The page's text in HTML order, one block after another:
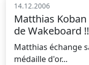
14.12.2006
Matthias
de Wakeboard
Matthias échange
médaille d'or...